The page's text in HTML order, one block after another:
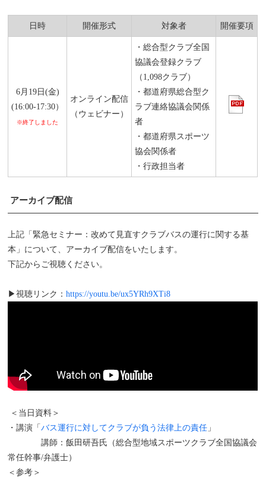
日時 開催形式 対象者 開催要項
6月19日(金)
(16:00-17:30）
※終了しました
オンライン配信
（ウェビナー）
・総合型クラブ全国
協議会登録クラブ
（1,098クラブ）
・都道府県総合型ク
ラブ連絡協議会関係
者
・都道府県スポーツ
協会関係者
・行政担当者
アーカイブ配信
上記「緊急セミナー：改めて見直すクラブバスの運行に関する基
本」について、アーカイブ配信をいたします。
下記からご視聴ください。
▶視聴リンク：https://youtu.be/ux5YRh9XTi8
＜当日資料＞
・講演「バス運行に対してクラブが負う法律上の責任 」
講師：飯田研吾氏（総合型地域スポーツクラブ全国協議会
常任幹事/弁護士）
＜参考＞